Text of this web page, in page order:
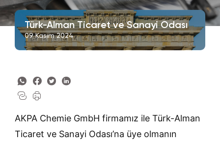
Türk-Alman Ticaret ve Sanayi Odası
09 Kasım 2024
AKPA Chemie GmbH firmamız ile Türk-Alman
Ticaret ve Sanayi Odası’na üye olmanın